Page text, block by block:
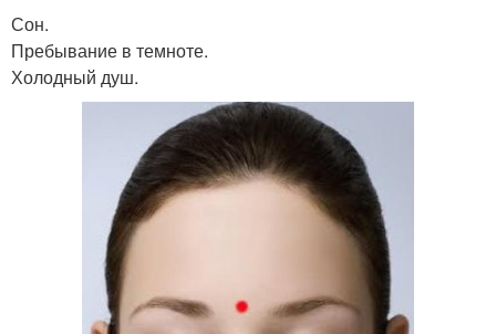
Сон.
Пребывание в темноте.
Холодный душ.